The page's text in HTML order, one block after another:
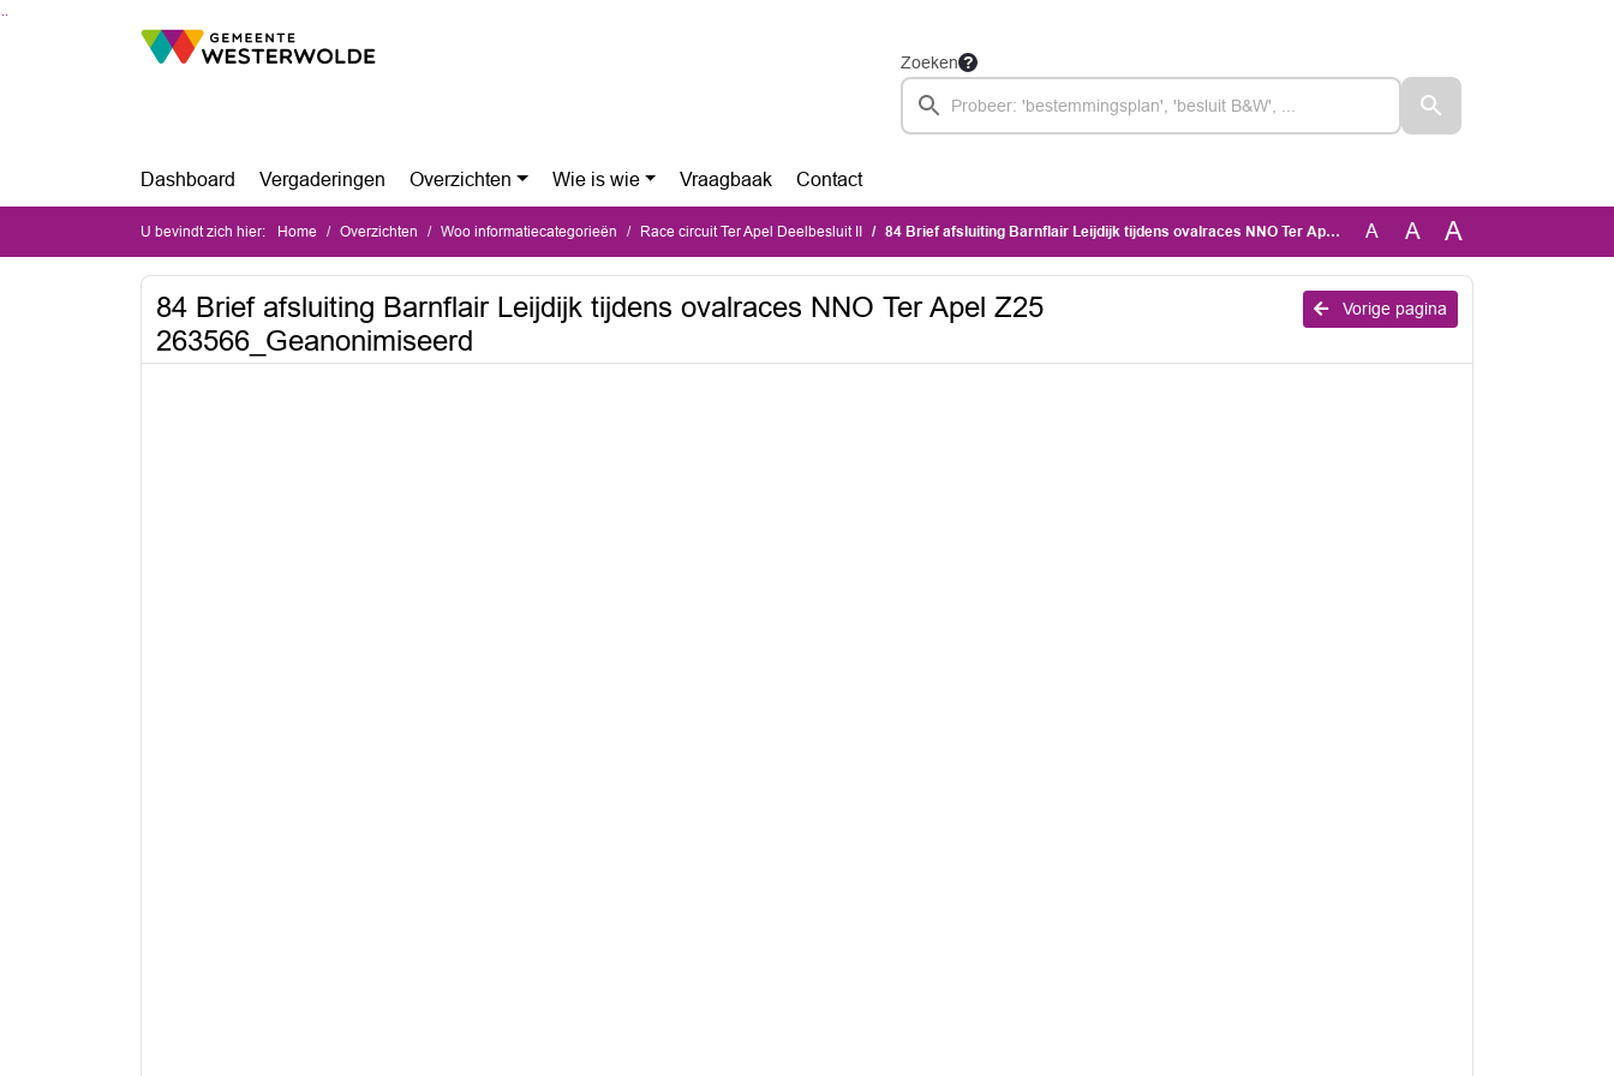
Ga naar de inhoud van deze pagina
Ga naar het zoeken
Ga naar het menu
Zoeken
Dashboard Vergaderingen Overzichten Wie is wie Vraagbaak Contact
U bevindt zich hier: Home Overzichten Woo informatiecategorieën Race circuit Ter Apel Deelbesluit II 84 Brief afsluiting Barnflair Leijdijk tijdens ovalraces NNO Ter Apel Z25 263566_Geanonimiseerd A A A
Vorige pagina
84 Brief afsluiting Barnflair Leijdijk tijdens ovalraces NNO Ter Apel Z25
263566_Geanonimiseerd